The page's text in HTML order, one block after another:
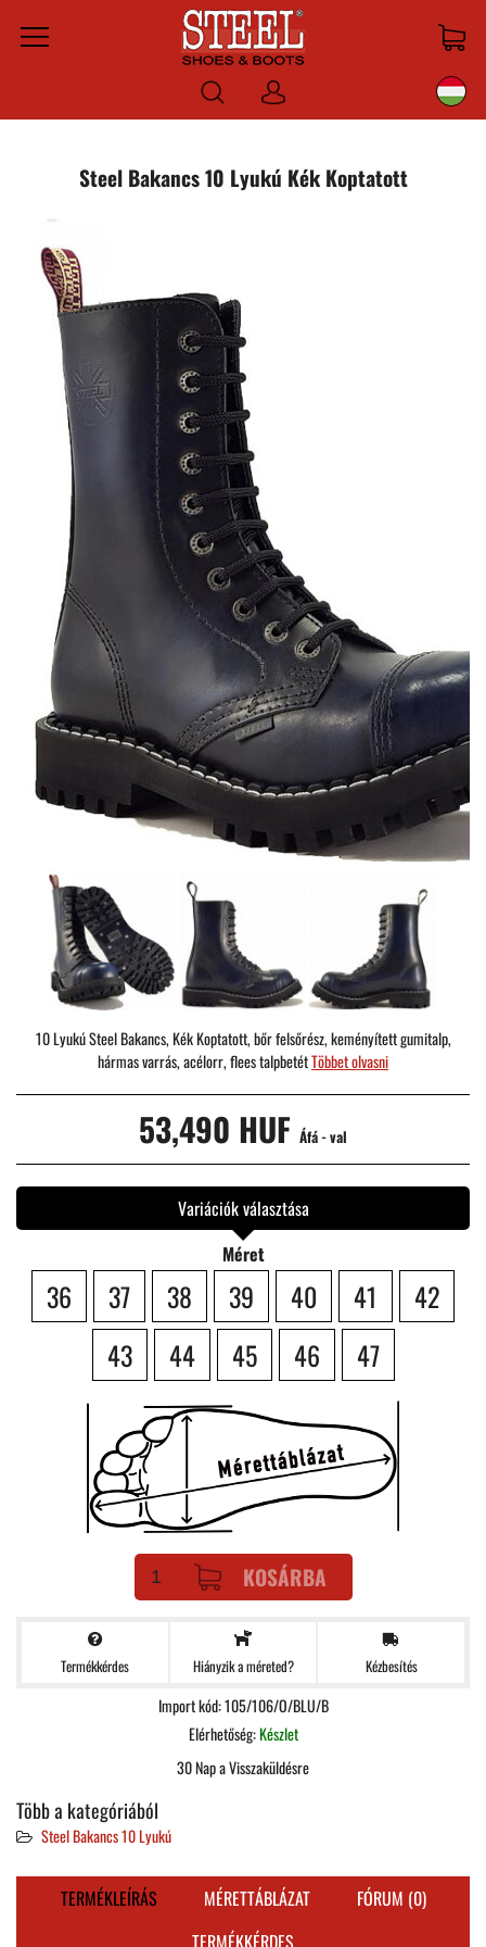
Menu
Bejelentkezni
Steel Bakancs 10 Lyukú Kék Koptatott
10 Lyukú Steel Bakancs, Kék Koptatott, bőr felsőrész, keményített gumitalp,
hármas varrás, acélorr, flees talpbetétTöbbet olvasni
53,490 HUF Áfá - val
Variációk választása
Méret
36 37 38 39 40 41
42
43
44 45 46 47
KOSÁRBA
Termékkérdes Hiányzik a méreted? Kézbesítés
Import kód: 105/106/O/BLU/B
Elérhetőség:Készlet
30 Nap a Visszaküldésre
Több a kategóriából
Steel Bakancs 10 Lyukú
TERMÉKLEÍRÁS MÉRETTÁBLÁZAT
FÓRUM (0)
TERMÉKKÉRDES